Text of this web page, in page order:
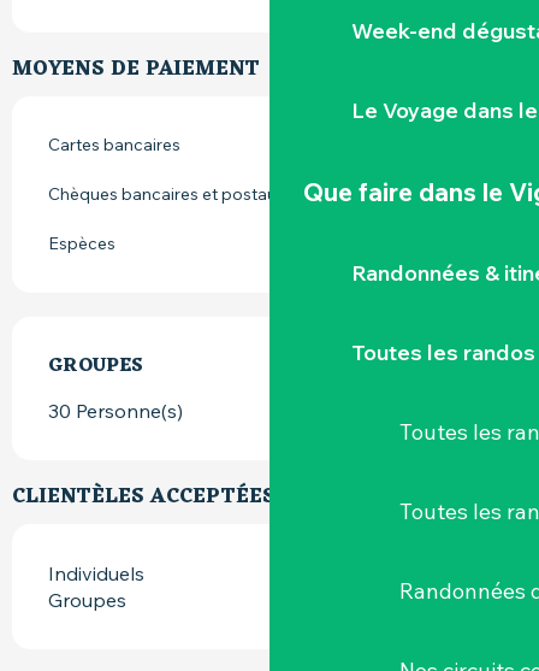
Week-end
Le Voyage dans
Que faire dans le
Randonnées &
Toutes les randos
Toutes les
Toutes les
Randonnées
MOYENS DE PAIEMENT
Cartes bancaires
Chèques bancaires et postaux
Espèces
GROUPES
GROUPES
30 Personne(s)
CLIENTÈLES ACCEPTÉES
Individuels
Groupes